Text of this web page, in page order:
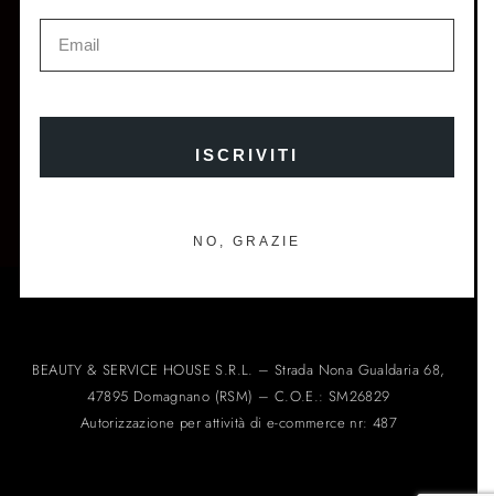
ISCRIVITI E OTTIENI IL 10% DI SCONTO SUL TUO
BEAUTY & SERVICE HOUSE S.R.L. – Strada Nona Gualdaria 68,
47895 Domagnano (RSM) – C.O.E.: SM26829
Autorizzazione per attività di e-commerce nr: 487
ISCRIVITI
NO, GRAZIE